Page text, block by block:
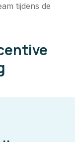
tijdens de